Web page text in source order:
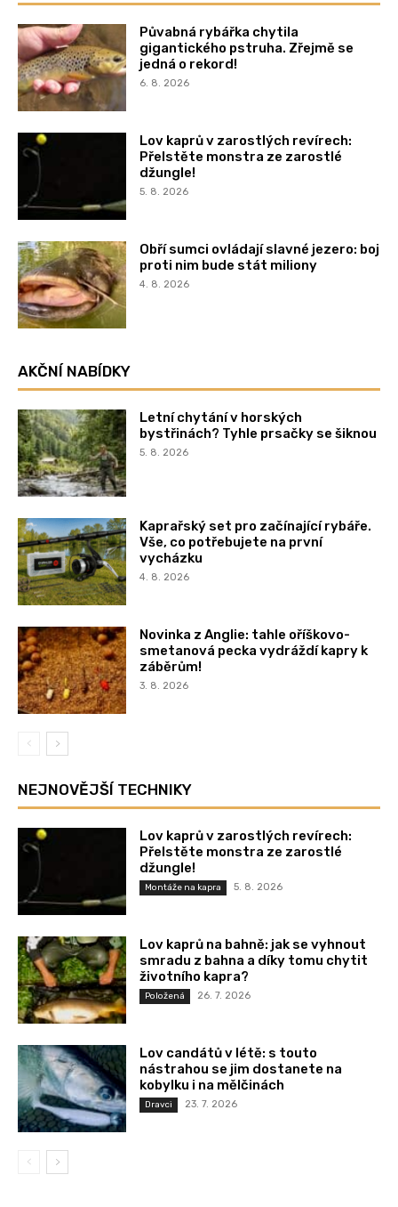
Půvabná rybářka chytila
gigantického pstruha. Zřejmě se
jedná o rekord!
6. 8. 2026
Lov kaprů v zarostlých revírech:
Přelstěte monstra ze zarostlé
džungle!
5. 8. 2026
Obří sumci ovládají slavné jezero: boj
proti nim bude stát miliony
4. 8. 2026
AKČNÍ NABÍDKY
Letní chytání v horských
bystřinách? Tyhle prsačky se šiknou
5. 8. 2026
Kaprařský set pro začínající rybáře.
Vše, co potřebujete na první
vycházku
4. 8. 2026
Novinka z Anglie: tahle oříškovo-
smetanová pecka vydráždí kapry k
záběrům!
3. 8. 2026
NEJNOVĚJŠÍ TECHNIKY
Lov kaprů v zarostlých revírech:
Přelstěte monstra ze zarostlé
džungle!
Montáže na kapra 5. 8. 2026
Lov kaprů na bahně: jak se vyhnout
smradu z bahna a díky tomu chytit
životního kapra?
Položená 26. 7. 2026
Lov candátů v létě: s touto
nástrahou se jim dostanete na
kobylku i na mělčinách
Dravci 23. 7. 2026